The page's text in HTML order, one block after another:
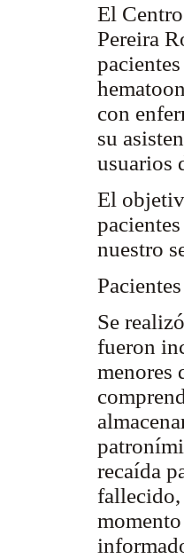
El
Pereira
con
su
usuarios
El
nuestro
Se
fueron
menores
recaída